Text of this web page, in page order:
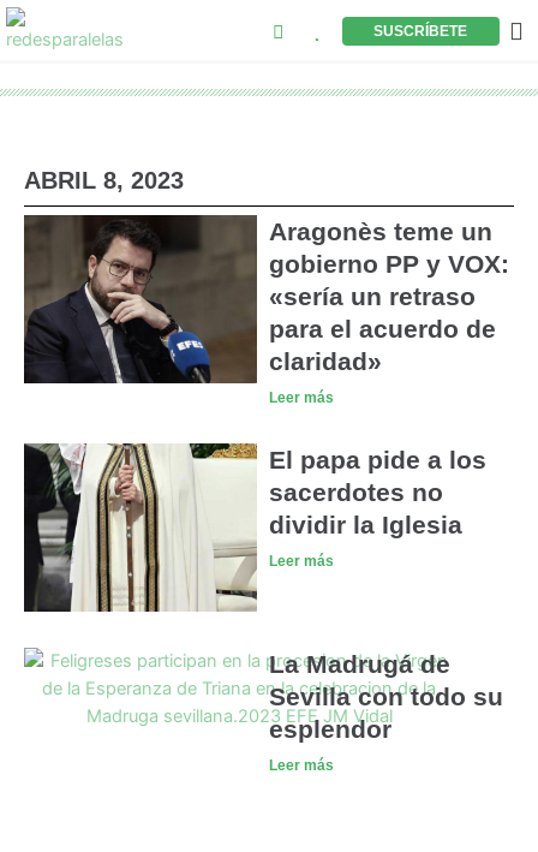
Ir
al
BuscarSUSCRÍBETE
ABRIL 8, 2023
Aragonès teme un
gobierno PP y VOX:
«sería un retraso
para el acuerdo de
claridad»
Leer más
El papa pide a los
sacerdotes no
dividir la Iglesia
Leer más
La Madrugá de
Sevilla con todo su
esplendor
Leer más